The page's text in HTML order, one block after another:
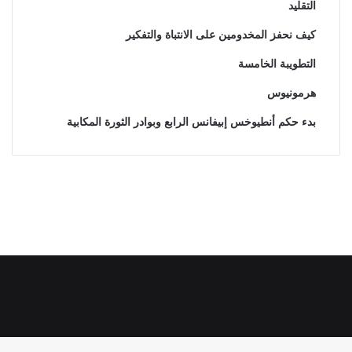
التقليد
كيف نحفز المخدومين على الانتباة والتفكير
التطويبة الخامسة
هرمونيوس
بدء حكم أنطيوخس إبيفانس الرابع وبوادر الثورة المكابية